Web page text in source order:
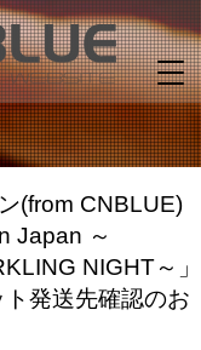
(from CNBLUE)
Japan ～
NIGHT～」
発送先確認のお